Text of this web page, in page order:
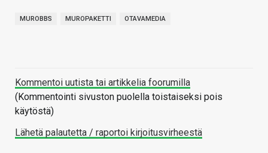
MUROBBS MUROPAKETTI OTAVAMEDIA
Kommentoi uutista tai artikkelia foorumilla
(Kommentointi sivuston puolella toistaiseksi pois
käytöstä)
Lähetä palautetta / raportoi kirjoitusvirheestä